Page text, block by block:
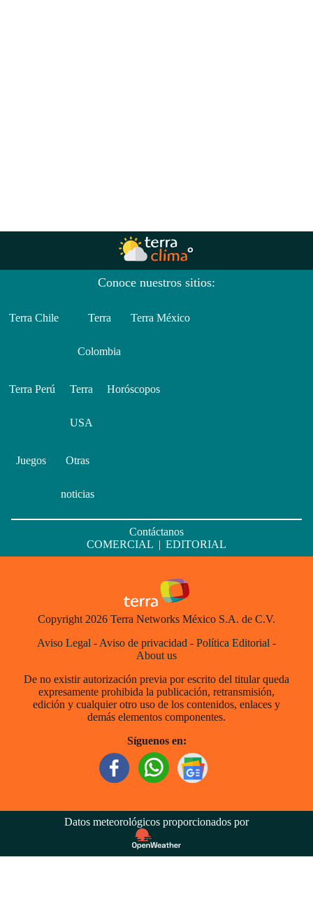
Conoce nuestros sitios:
Terra Chile Terra
Colombia
Terra México
Terra Perú Terra
USA
Horóscopos
Juegos Otras
noticias
Contáctanos
COMERCIAL | EDITORIAL
Copyright 2026 Terra Networks México S.A. de C.V.
Aviso Legal - Aviso de privacidad - Política Editorial -
About us
De no existir autorización previa por escrito del titular queda
expresamente prohibida la publicación, retransmisión,
edición y cualquier otro uso de los contenidos, enlaces y
demás elementos componentes.
Síguenos en:
Datos meteorológicos proporcionados por